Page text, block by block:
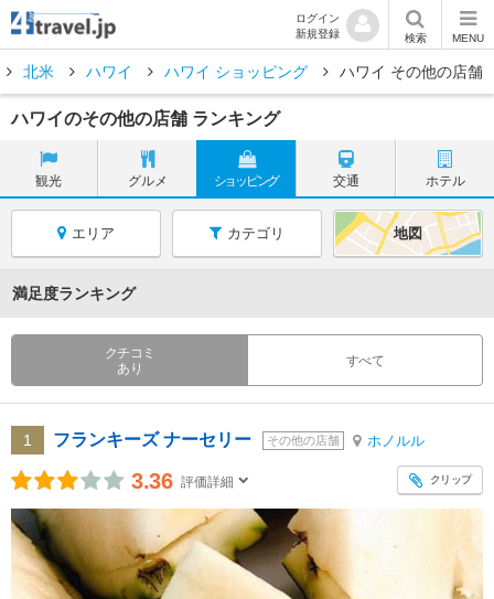
ログイン
新規登録
検索 MENU
北米 ハワイ ハワイ ショッピング ハワイ その他の店舗
ハワイのその他の店舗 ランキング
観光 グルメ ショッピング 交通 ホテル
エリア カテゴリ 地図
満足度ランキング
クチコミ
あり
すべて
1 フランキーズ ナーセリー その他の店舗 ホノルル
3.36 評価詳細 クリップ